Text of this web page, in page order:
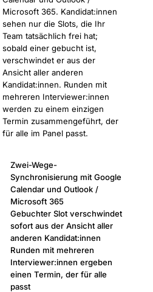
Microsoft 365. Kandidat:innen
sehen nur die Slots, die Ihr
Team tatsächlich frei hat;
sobald einer gebucht ist,
verschwindet er aus der
Ansicht aller anderen
Kandidat:innen. Runden mit
mehreren Interviewer:innen
werden zu einem einzigen
Termin zusammengeführt, der
für alle im Panel passt.
Zwei-Wege-
Synchronisierung mit Google
Calendar und Outlook /
Microsoft 365
Gebuchter Slot verschwindet
sofort aus der Ansicht aller
anderen Kandidat:innen
Runden mit mehreren
Interviewer:innen ergeben
einen Termin, der für alle
passt